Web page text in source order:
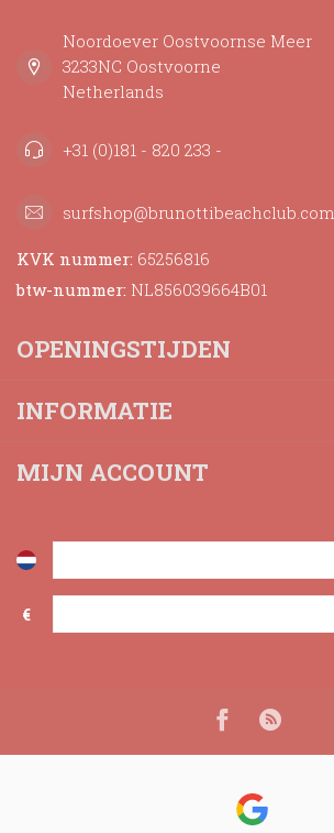
Noordoever Oostvoornse Meer
3233NC Oostvoorne
Netherlands
+31 (0)181 - 820 233 -
surfshop@brunottibeachclub.com
KVK nummer: 65256816
btw-nummer: NL856039664B01
OPENINGSTIJDEN
INFORMATIE
MIJN ACCOUNT
€